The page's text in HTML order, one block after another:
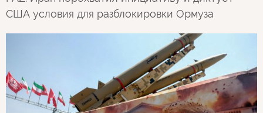
США условия для разблокировки Ормуза